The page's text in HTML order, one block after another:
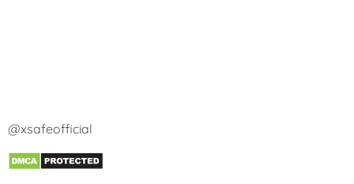
@xsafeofficial